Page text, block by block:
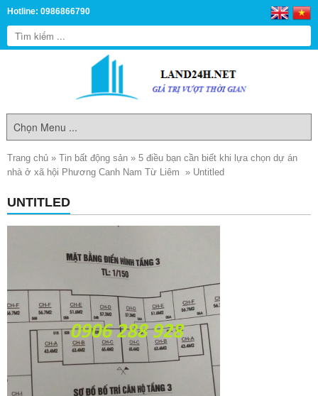
Hotline: 0986866790
Trang chủ » Tin bất động sản » 5 điều bạn cần biết khi lựa chọn dự án
nhà ở xã hội Phương Canh Nam Từ Liêm » Untitled
UNTITLED